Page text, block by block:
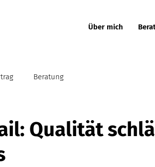
Über mich
Beratung
Qualität